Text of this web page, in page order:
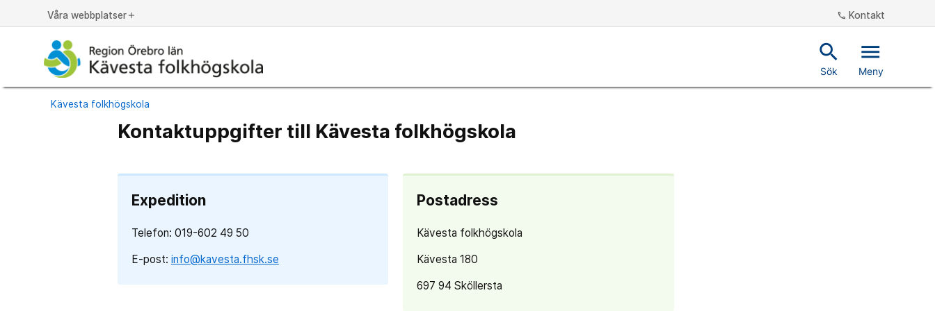
Våra webbplatser add phone Kontakt
search
Sök
menu
Meny
Kävesta folkhögskola
Kontaktuppgifter till Kävesta folkhögskola
Expedition
Telefon: 019-602 49 50
E-post: info@kavesta.fhsk.se
Postadress
Kävesta folkhögskola
Kävesta 180
697 94 Sköllersta